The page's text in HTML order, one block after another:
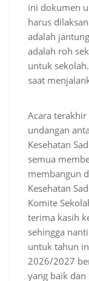
ini dokumen
harus
adalah
adalah roh
untuk
saat
Acara
undangan
Kesehatan
semua
membangun
Kesehatan
Komite
terima kasih
sehingga
untuk tahun
2026/2027
yang baik